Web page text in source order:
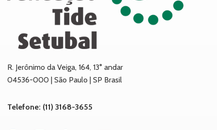
R. Jerônimo da Veiga, 164, 13° andar
04536-000 | São Paulo | SP Brasil
Telefone: (11) 3168-3655